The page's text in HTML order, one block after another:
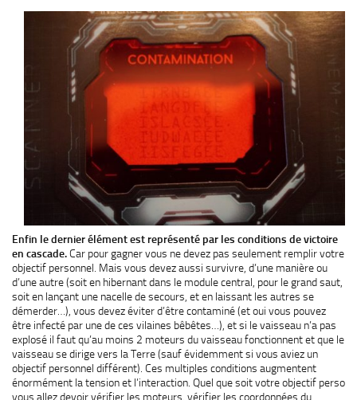
Enfin le dernier élément est représenté par les conditions de victoire
en cascade.Car pour gagner vous ne devez pas seulement remplir votre
objectif personnel. Mais vous devez aussi survivre, d’une manière ou
d’une autre (soit en hibernant dans le module central, pour le grand saut,
soit en lançant une nacelle de secours, et en laissant les autres se
démerder…), vous devez éviter d’être contaminé (et oui vous pouvez
être infecté par une de ces vilaines bêbêtes…), et si le vaisseau n’a pas
explosé il faut qu’au moins 2 moteurs du vaisseau fonctionnent et que le
vaisseau se dirige vers la Terre (sauf évidemment si vous aviez un
objectif personnel différent). Ces multiples conditions augmentent
énormément la tension et l’interaction. Quel que soit votre objectif perso
vous allez devoir vérifier les moteurs, vérifier les coordonnées du